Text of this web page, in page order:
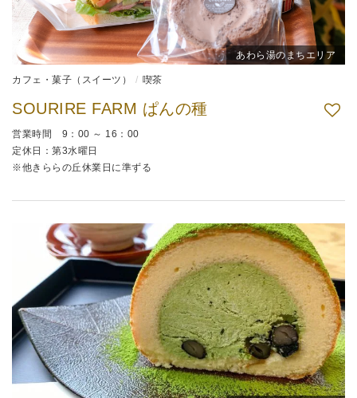
あわら湯のまちエリア
カフェ・菓子（スイーツ） 喫茶
SOURIRE FARM ぱんの種
営業時間 9：00 ～ 16：00
定休日：第3水曜日
※他きららの丘休業日に準ずる